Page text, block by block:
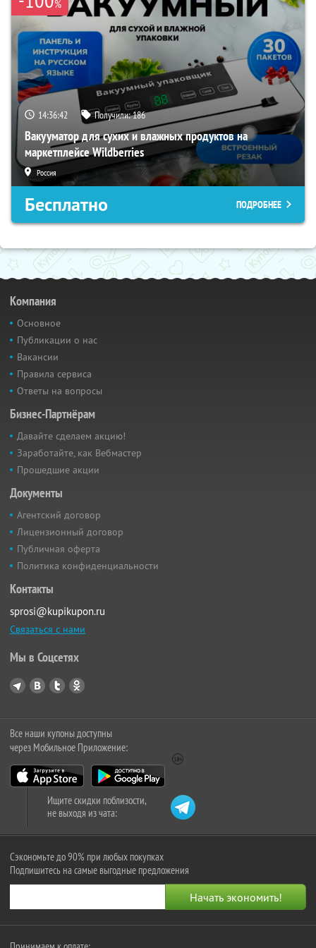
%
14:36:41 Получили:186
Вакууматор для сухих и влажных продуктов на
маркетплейсе Wildberries
Россия
Бесплатно ПОДРОБНЕЕ
Компания
Основное
Публикации о нас
Вакансии
Правила сервиса
Ответы на вопросы
Бизнес-Партнёрам
Давайте сделаем акцию!
Заработайте, как Вебмастер
Прошедшие акции
Документы
Агентский договор
Лицензионный договор
Публичная оферта
Политика конфиденциальности
Контакты
sprosi@kupikupon.ru
Связаться с нами
Мы в Соцсетях
Все наши купоны доступны
через Мобильное Приложение:
Ищите скидки поблизости,
не выходя из чата:
Сэкономьте до 90% при любых покупках
Подпишитесь на самые выгодные предложения